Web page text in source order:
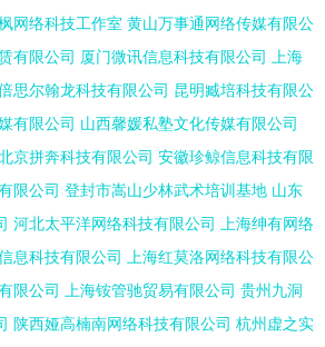
网络科技工作室 黄山万事通网络传媒有限公
有限公司 厦门微讯信息科技有限公司
上海
思尔翰龙科技有限公司 昆明臧培科技有限公
有限公司 山西馨媛私塾文化传媒有限公司
京拼奔科技有限公司 安徽珍鲸信息科技有限
限公司 登封市嵩山少林武术培训基地 山东
河北太平洋网络科技有限公司
上海绅有网络
息科技有限公司
上海红莫洛网络科技有限公
限公司 上海铵管驰贸易有限公司 贵州九洞
陕西娅高楠南网络科技有限公司 杭州虚之实